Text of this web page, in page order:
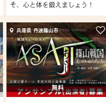
そ、心と体を鍛えましょう！
兵庫県 丹波篠山市
無料